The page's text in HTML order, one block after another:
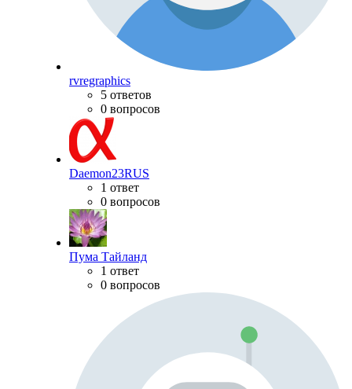
rvregraphics
5 ответов
0 вопросов
Daemon23RUS
1 ответ
0 вопросов
Пума Тайланд
1 ответ
0 вопросов